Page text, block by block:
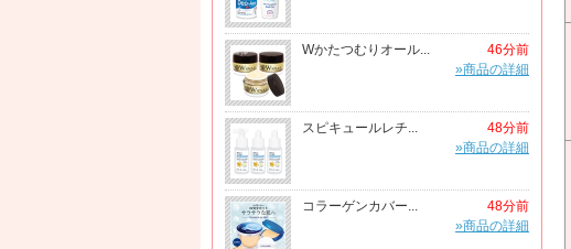
Wかたつむりオール...
46分前
»商品の詳細
スピキュールレチ...
48分前
»商品の詳細
コラーゲンカバー...
48分前
»商品の詳細